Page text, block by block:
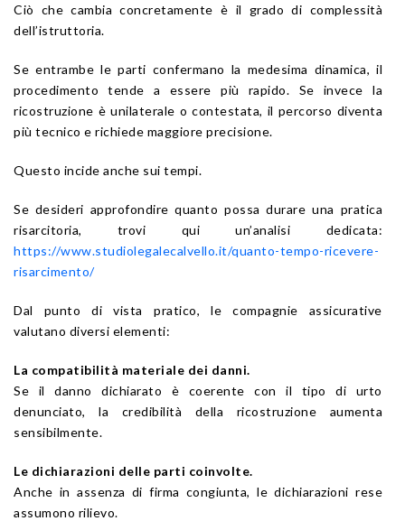
Ciò che cambia concretamente è il grado di complessità
dell’istruttoria.
Se entrambe le parti confermano la medesima dinamica, il
procedimento tende a essere più rapido. Se invece la
ricostruzione è unilaterale o contestata, il percorso diventa
più tecnico e richiede maggiore precisione.
Questo incide anche sui tempi.
Se desideri approfondire quanto possa durare una pratica
risarcitoria, trovi qui un’analisi dedicata:
https://www.studiolegalecalvello.it/quanto-tempo-ricevere-
risarcimento/
Dal punto di vista pratico, le compagnie assicurative
valutano diversi elementi:
La compatibilità materiale dei danni.
Se il danno dichiarato è coerente con il tipo di urto
denunciato, la credibilità della ricostruzione aumenta
sensibilmente.
Le dichiarazioni delle parti coinvolte.
Anche in assenza di firma congiunta, le dichiarazioni rese
assumono rilievo.